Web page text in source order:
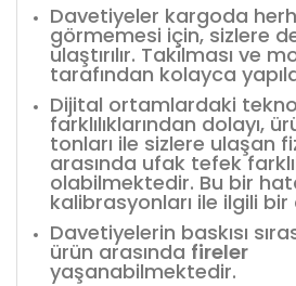
Davetiyeler kargoda
görmemesi için, sizlere
ulaştırılır. Takılması ve
tarafından kolayca
Dijital ortamlardaki
farklılıklarından dolayı,
tonları ile sizlere ulaşan
arasında ufak tefek
olabilmektedir. Bu bir
kalibrasyonları ile ilgili
Davetiyelerin baskısı
ürün arasında fireler
yaşanabilmektedir.